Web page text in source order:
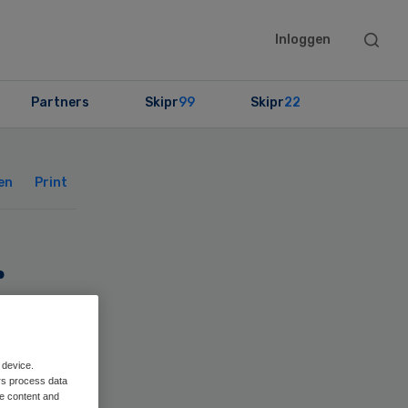
Inloggen
Search
Partners Skipr99 Skipr22
Print
process data
content and